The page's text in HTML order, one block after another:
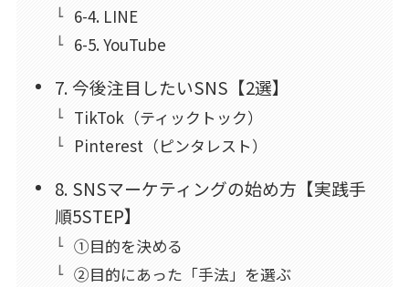
6-4. LINE
6-5. YouTube
7. 今後注目したいSNS【2選】
TikTok（ティックトック）
Pinterest（ピンタレスト）
8. SNSマーケティングの始め方【実践手
順5STEP】
①目的を決める
②目的にあった「手法」を選ぶ